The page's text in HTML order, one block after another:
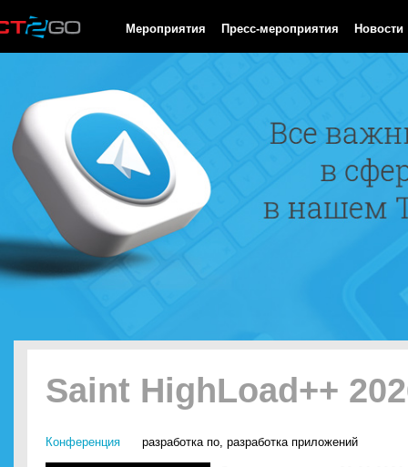
Мероприятия Пресс-мероприятия Новости
Saint HighLoad++
Конференция разработка по, разработка приложений